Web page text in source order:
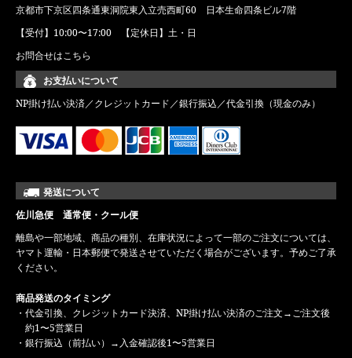
京都市下京区四条通東洞院東入立売西町60 日本生命四条ビル7階
【受付】10:00〜17:00 【定休日】土・日
お問合せはこちら
お支払いについて
NP掛け払い決済／クレジットカード／銀行振込／代金引換（現金のみ）
発送について
佐川急便 通常便・クール便
離島や一部地域、商品の種別、在庫状況によって一部のご注文については、
ヤマト運輸・日本郵便で発送させていただく場合がございます。予めご了承
ください。
商品発送のタイミング
・代金引換、クレジットカード決済、NP掛け払い決済のご注文→ご注文後
約1〜5営業日
・銀行振込（前払い）→入金確認後1〜5営業日